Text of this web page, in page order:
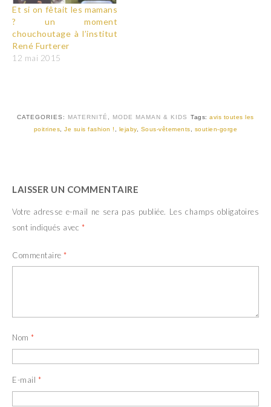
Et si on fêtait les mamans
? un moment
chouchoutage à l’institut
René Furterer
12 mai 2015
CATEGORIES: MATERNITÉ MODE MAMAN & KIDS Tags:avis toutes les
poitrines ,Je suis fashion ! lejaby, Sous-vêtements soutien-gorge
LAISSER UN COMMENTAIRE
Votre adresse e-mail ne sera pas publiée. Les champs obligatoires
sont indiqués avec *
Commentaire *
Nom *
E-mail *